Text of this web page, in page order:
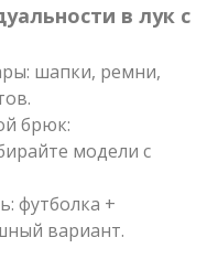
в лук с
шапки, ремни,
брюк:
модели с
футболка +
вариант.